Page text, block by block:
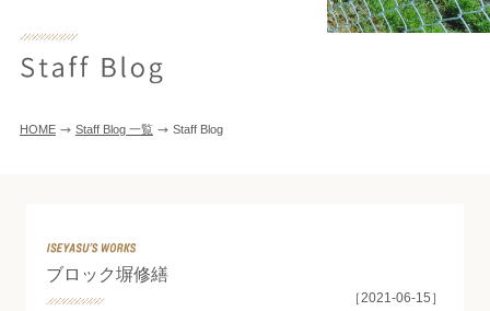
HOME Staff Blog 一覧 Staff Blog
ブロック塀修繕
［2021-06-15］